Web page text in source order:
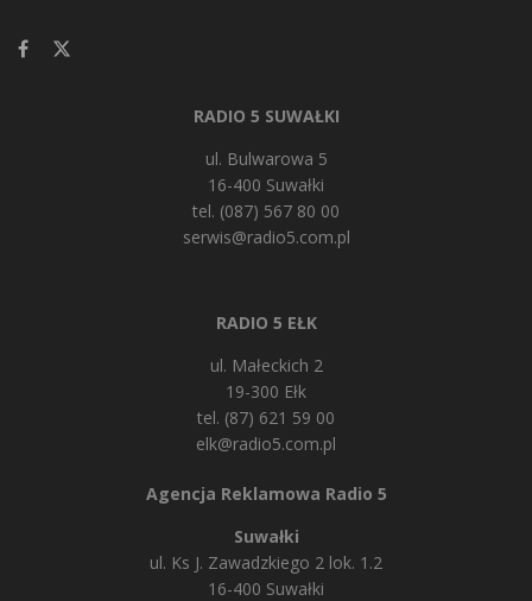
RADIO 5 SUWAŁKI
ul. Bulwarowa 5
16-400 Suwałki
tel. (087) 567 80 00
serwis@radio5.com.pl
RADIO 5 EŁK
ul. Małeckich 2
19-300 Ełk
tel. (87) 621 59 00
elk@radio5.com.pl
Agencja Reklamowa Radio 5
Suwałki
ul. Ks J. Zawadzkiego 2 lok. 1.2
16-400 Suwałki